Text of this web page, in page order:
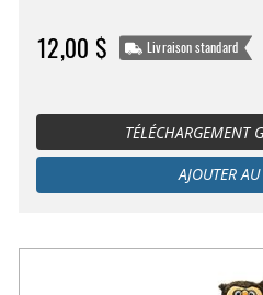
12,00 $ Livraison standard
TÉLÉCHARGEMENT
AJOUTER